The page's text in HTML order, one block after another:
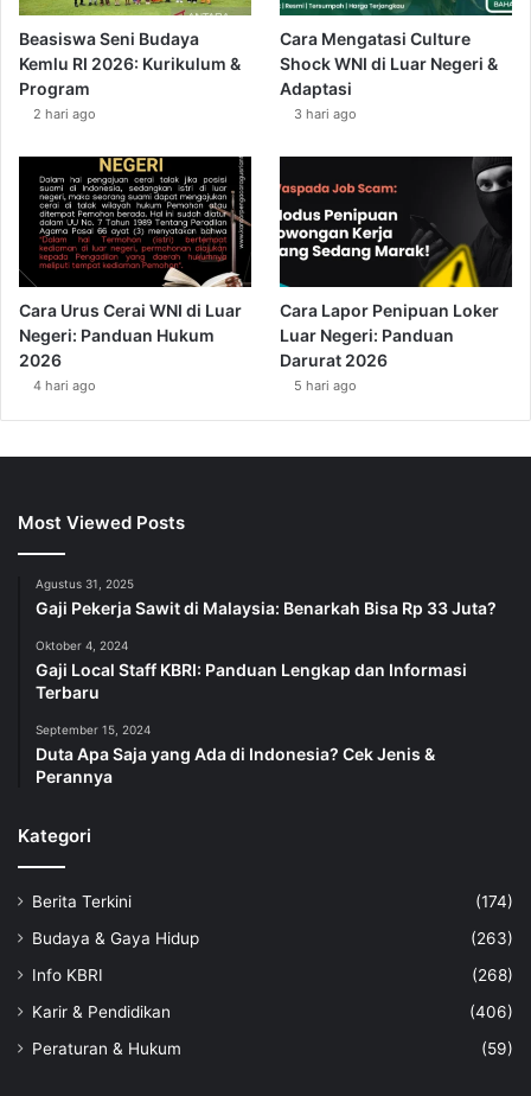
Beasiswa Seni Budaya
Kemlu RI 2026: Kurikulum &
Program
2 hari ago
Cara Mengatasi Culture
Shock WNI di Luar Negeri &
Adaptasi
3 hari ago
Cara Urus Cerai WNI di Luar
Negeri: Panduan Hukum
2026
4 hari ago
Cara Lapor Penipuan Loker
Luar Negeri: Panduan
Darurat 2026
5 hari ago
Most Viewed Posts
Agustus 31, 2025
Gaji Pekerja Sawit di Malaysia: Benarkah Bisa Rp 33 Juta?
Oktober 4, 2024
Gaji Local Staff KBRI: Panduan Lengkap dan Informasi
Terbaru
September 15, 2024
Duta Apa Saja yang Ada di Indonesia? Cek Jenis &
Perannya
Kategori
Berita Terkini
(174)
Budaya & Gaya Hidup
(263)
Info KBRI
(268)
Karir & Pendidikan
(406)
Peraturan & Hukum
(59)